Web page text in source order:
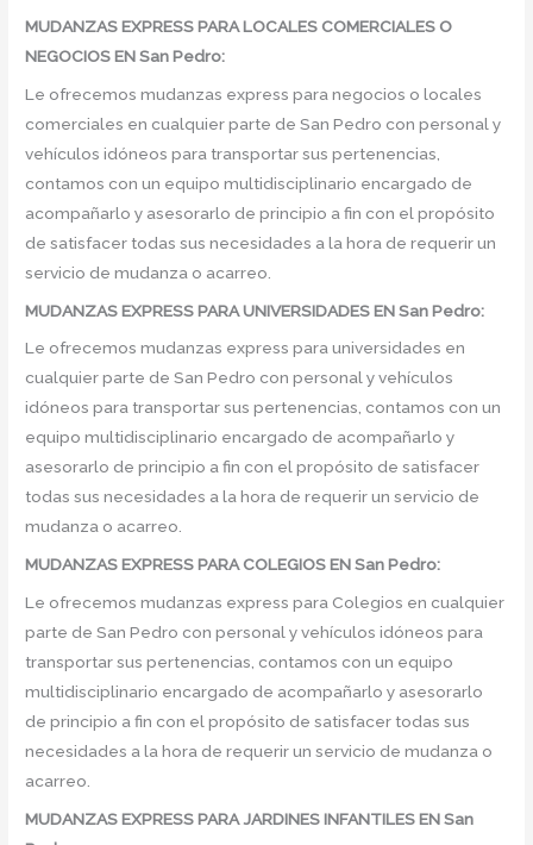
MUDANZAS EXPRESS PARA LOCALES COMERCIALES O
NEGOCIOS EN San Pedro:
Le ofrecemos mudanzas express para negocios o locales
comerciales en cualquier parte de San Pedro con personal y
vehículos idóneos para transportar sus pertenencias,
contamos con un equipo multidisciplinario encargado de
acompañarlo y asesorarlo de principio a fin con el propósito
de satisfacer todas sus necesidades a la hora de requerir un
servicio de mudanza o acarreo.
MUDANZAS EXPRESS PARA UNIVERSIDADES EN San Pedro:
Le ofrecemos mudanzas express para universidades en
cualquier parte de San Pedro con personal y vehículos
idóneos para transportar sus pertenencias, contamos con un
equipo multidisciplinario encargado de acompañarlo y
asesorarlo de principio a fin con el propósito de satisfacer
todas sus necesidades a la hora de requerir un servicio de
mudanza o acarreo.
MUDANZAS EXPRESS PARA COLEGIOS EN San Pedro:
Le ofrecemos mudanzas express para Colegios en cualquier
parte de San Pedro con personal y vehículos idóneos para
transportar sus pertenencias, contamos con un equipo
multidisciplinario encargado de acompañarlo y asesorarlo
de principio a fin con el propósito de satisfacer todas sus
necesidades a la hora de requerir un servicio de mudanza o
acarreo.
MUDANZAS EXPRESS PARA JARDINES INFANTILES EN San